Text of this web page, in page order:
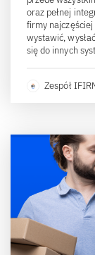
oraz pełnej
firmy
wystawić,
się do innych
Zespół